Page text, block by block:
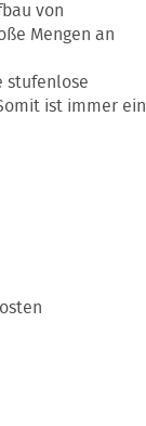
von
Mengen an
stufenlose
ist immer ein